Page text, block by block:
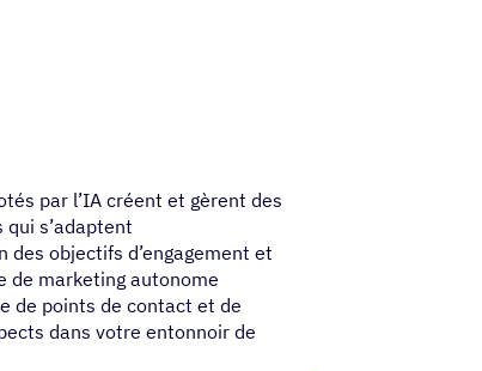
par l’IA créent et gèrent des
s’adaptent
objectifs d’engagement et
de marketing autonome
de points de contact et de
dans votre entonnoir de